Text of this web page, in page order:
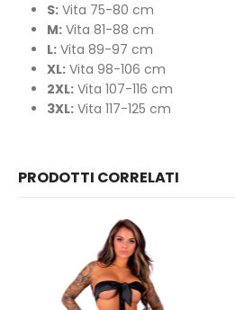
S: Vita 75-80 cm
M: Vita 81-88 cm
L: Vita 89-97 cm
XL: Vita 98-106 cm
2XL: Vita 107-116 cm
3XL: Vita 117-125 cm
PRODOTTI CORRELATI